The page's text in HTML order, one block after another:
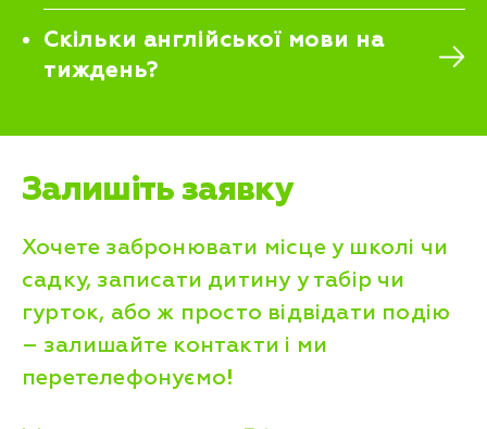
Скільки англійської мови на
тиждень?
Залишіть заявку
Хочете забронювати місце у школі чи
садку, записати дитину у табір чи
гурток, або ж просто відвідати подію
– залишайте контакти і ми
перетелефонуємо!